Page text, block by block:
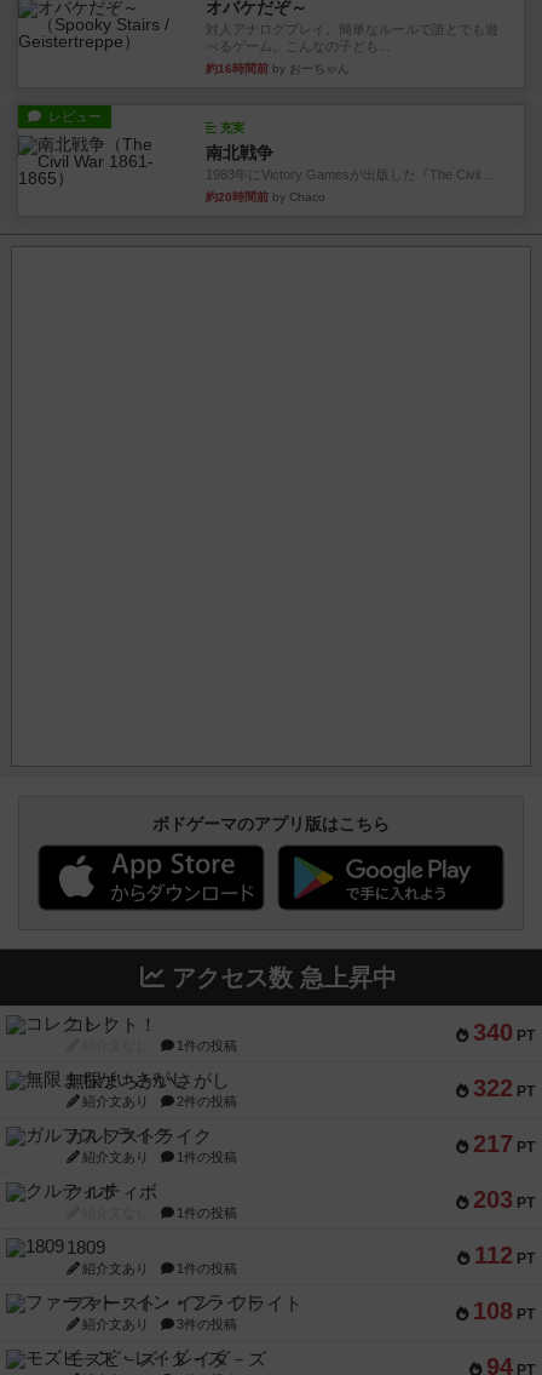
オバケだぞ～
対人アナログプレイ。簡単なルールで誰とでも遊
べるゲーム。こんなの子ども...
約16時間前 by おーちゃん
レビュー
充実
南北戦争
1983年にVictory Gamesが出版した『The Civil ...
約20時間前 by Chaco
ボドゲーマのアプリ版はこちら
アクセス数 急上昇中
340 PT
コレクト！
1件の投稿
322 PT
無限まちがいさがし
紹介文あり 2件の投稿
217 PT
ガルフストライク
紹介文あり 1件の投稿
203 PT
クルティボ
1件の投稿
112 PT
1809
紹介文あり 1件の投稿
108 PT
ファースト・イン・フライト
紹介文あり 3件の投稿
94 PT
モズビ－ズ・レイダ－ズ